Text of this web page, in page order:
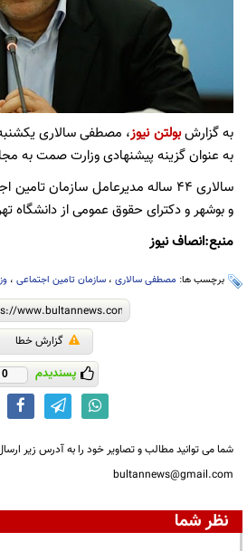
به گزارشبولتن نیوز، مصطفی سالاری
به عنوان گزینه پیشنهادی وزارت صمت به
سالاری ۴۴ ساله مدیرعامل سازمان
و بوشهر و دکترای حقوق عمومی از دانشگاه
منبع:انصاف نیوز
برچسب ها: مصطفی سالاری ، سازمان تامین اجتماعی ،
گزارش خطا
پسندیدم 0
شما می توانید مطالب و تصاویر خود را به آدرس زیر
bultannews@gmail.com
نظر شما